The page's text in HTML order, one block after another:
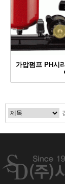
가압펌프 PH시